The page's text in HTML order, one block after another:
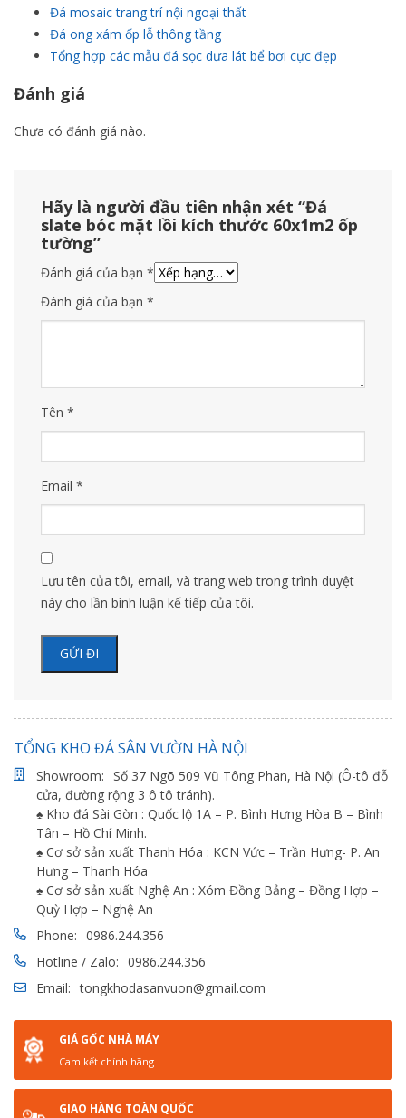
Đá mosaic trang trí nội ngoại thất
Đá ong xám ốp lỗ thông tầng
Tổng hợp các mẫu đá sọc dưa lát bể bơi cực đẹp
Đánh giá
Chưa có đánh giá nào.
Hãy là người đầu tiên nhận xét “Đá
slate bóc mặt lồi kích thước 60x1m2 ốp
tường”
Đánh giá của bạn *
Đánh giá của bạn *
Tên *
Email *
Lưu tên của tôi, email, và trang web trong trình duyệt
này cho lần bình luận kế tiếp của tôi.
TỔNG KHO ĐÁ SÂN VƯỜN HÀ NỘI
Showroom: Số 37 Ngõ 509 Vũ Tông Phan, Hà Nội (Ô-tô đỗ
cửa, đường rộng 3 ô tô tránh).
♠ Kho đá Sài Gòn : Quốc lộ 1A – P. Bình Hưng Hòa B – Bình
Tân – Hồ Chí Minh.
♠ Cơ sở sản xuất Thanh Hóa : KCN Vức – Trần Hưng- P. An
Hưng – Thanh Hóa
♠ Cơ sở sản xuất Nghệ An : Xóm Đồng Bảng – Đồng Hợp –
Quỳ Hợp – Nghệ An
Phone: 0986.244.356
Hotline / Zalo: 0986.244.356
Email: tongkhodasanvuon@gmail.com
GIÁ GỐC NHÀ MÁY
Cam kết chính hãng
GIAO HÀNG TOÀN QUỐC